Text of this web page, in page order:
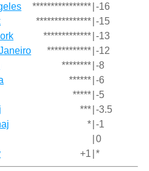
**************** -16
*************** -15
************* -13
************ -12
******** -8
****** -6
***** -5
*** -3.5
* -1
0
+1 *